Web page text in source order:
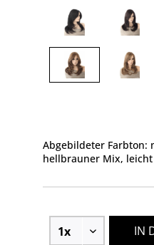
Abgebildeter Farbton:
hellbrauner Mix,
IN